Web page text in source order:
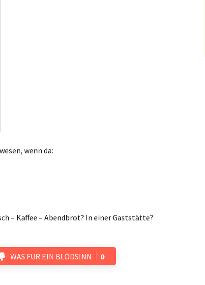
wenn da:
– Kaffee – Abendbrot? In einer Gaststätte?
WAS FÜR EIN BLÖDSINN 0